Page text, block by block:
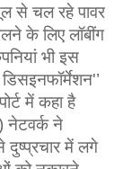
से चल रहे पावर
के लिए लॉबींग
भी इस
में कहा है
ने
दुष्‍प्रचार में लगे